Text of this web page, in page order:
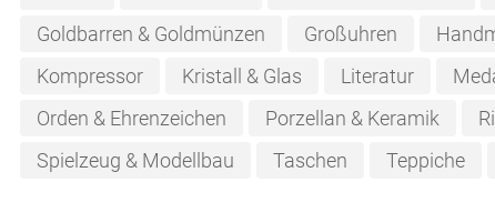
Goldbarren & Goldmünzen
Großuhren
Kompressor
Kristall & Glas Literatur
Orden & Ehrenzeichen
Porzellan & Keramik
Spielzeug & Modellbau
Taschen Teppiche